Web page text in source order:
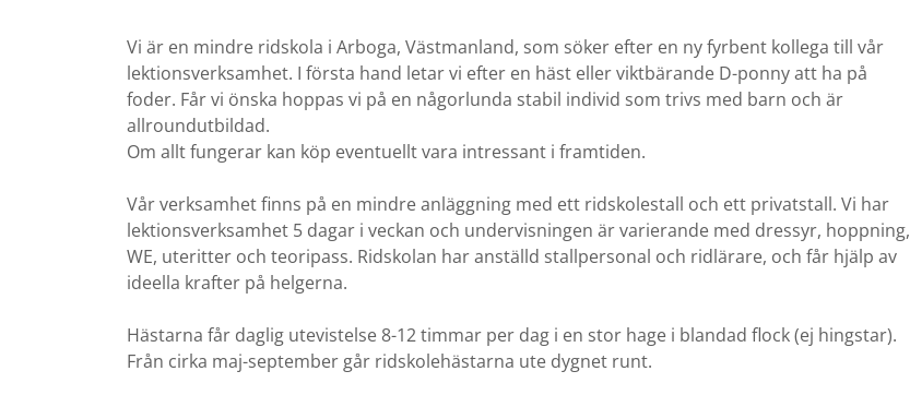
Vi är en mindre ridskola i Arboga, Västmanland, som söker efter en ny fyrbent kollega till vår
lektionsverksamhet. I första hand letar vi efter en häst eller viktbärande D-ponny att ha på
foder. Får vi önska hoppas vi på en någorlunda stabil individ som trivs med barn och är
allroundutbildad.
Om allt fungerar kan köp eventuellt vara intressant i framtiden.
Vår verksamhet finns på en mindre anläggning med ett ridskolestall och ett privatstall. Vi har
lektionsverksamhet 5 dagar i veckan och undervisningen är varierande med dressyr, hoppning,
WE, uteritter och teoripass. Ridskolan har anställd stallpersonal och ridlärare, och får hjälp av
ideella krafter på helgerna.
Hästarna får daglig utevistelse 8-12 timmar per dag i en stor hage i blandad flock (ej hingstar).
Från cirka maj-september går ridskolehästarna ute dygnet runt.